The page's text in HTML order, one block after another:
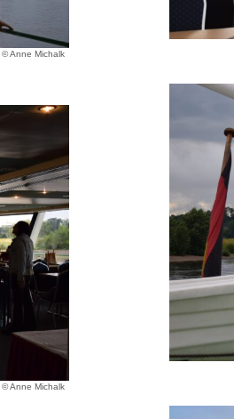
© Anne Michalk
© Anne Michalk